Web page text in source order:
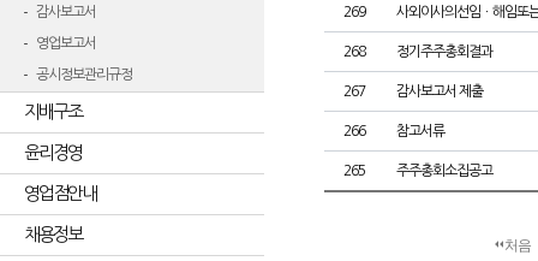
감사보고서
영업보고서
공시정보관리규정
지배구조
윤리경영
영업점안내
채용정보
269 사외이사의선임ㆍ해임또
268 정기주주총회결과
267 감사보고서 제출
266 참고서류
265 주주총회소집공고
처음